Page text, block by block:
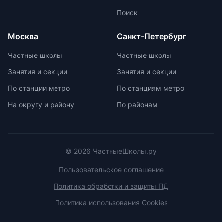
тренировочные сборы,
интенсивные занятия, практикумы,
индивидуальные консультации.
Участие в международных
новый опыт, пройти серьезную
Поиск
Москва
Частные школы
Занятия и секции
По станции метро
На округу и району
Санкт-Петербург
Частные школы
Занятия и секции
По станциям метро
По районам
© 2026 ЧастныеШколы.ру
Пользовательское соглашение
Политика обработки и защиты ПД
Политика использования Cookies